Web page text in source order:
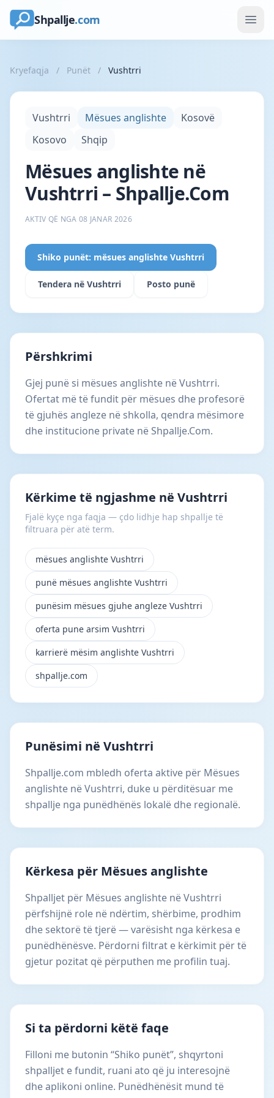
Shpallje.com
Kryefaqja / Punët / Vushtrri
Vushtrri Mësues anglishte
Kosovë
Kosovo
Shqip
Mësues anglishte në
Vushtrri – Shpallje.Com
AKTIV QË NGA 08 JANAR 2026
Shiko punët: mësues anglishte Vushtrri
Tendera në Vushtrri Posto punë
Përshkrimi
Gjej punë si mësues anglishte në Vushtrri.
Ofertat më të fundit për mësues dhe profesorë
të gjuhës angleze në shkolla, qendra mësimore
dhe institucione private në Shpallje.Com.
Kërkime të ngjashme në Vushtrri
Fjalë kyçe nga faqja — çdo lidhje hap shpallje të
filtruara për atë term.
mësues anglishte Vushtrri
punë mësues anglishte Vushtrri
punësim mësues gjuhe angleze Vushtrri
oferta pune arsim Vushtrri
karrierë mësim anglishte Vushtrri
shpallje.com
Punësimi në Vushtrri
Shpallje.com mbledh oferta aktive për Mësues
anglishte në Vushtrri, duke u përditësuar me
shpallje nga punëdhënës lokalë dhe regionalë.
Kërkesa për Mësues anglishte
Shpalljet për Mësues anglishte në Vushtrri
përfshijnë role në ndërtim, shërbime, prodhim
dhe sektorë të tjerë — varësisht nga kërkesa e
punëdhënësve. Përdorni filtrat e kërkimit për të
gjetur pozitat që përputhen me profilin tuaj.
Si ta përdorni këtë faqe
Filloni me butonin “Shiko punët”, shqyrtoni
shpalljet e fundit, ruani ato që ju interesojnë
dhe aplikoni online. Punëdhënësit mund të